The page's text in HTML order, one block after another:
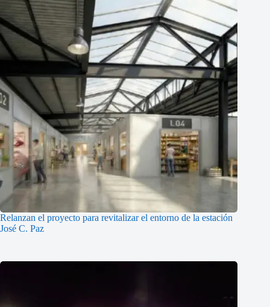
Relanzan el proyecto para revitalizar el entorno de la estación
José C. Paz